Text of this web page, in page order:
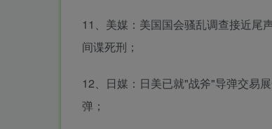
11、美媒：美国国会骚乱调查接近尾
间谍死刑；
12、日媒：日美已就"战斧"导弹交易
弹；